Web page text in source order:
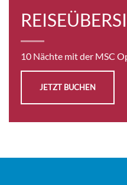
AUSWÄHLEN
10 Nächte mit der MSC
JETZT BUCHEN